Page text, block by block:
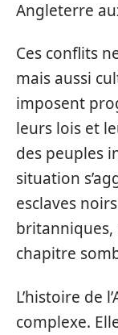
Angleterre
Ces conflits
mais aussi
imposent
leurs lois et
des peuples
situation
esclaves
britanniques,
chapitre
L’histoire de
complexe.